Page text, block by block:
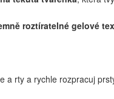
roztíratelné gelové
a rty a rychle rozpracuj